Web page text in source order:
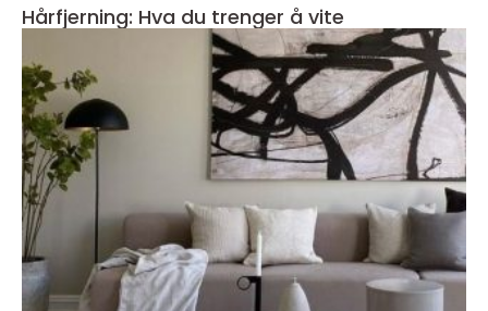
Hårfjerning: Hva du trenger å vite